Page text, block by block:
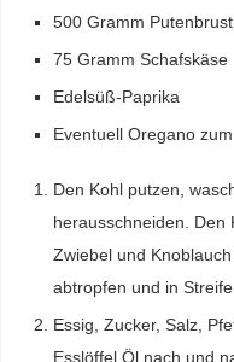
500 Gramm Putenbrust
75 Gramm Schafskäse
Edelsüß-Paprika
Eventuell Oregano
Den Kohl putzen,
herausschneiden. Den
Zwiebel und
abtropfen und in
Essig, Zucker, Salz,
Esslöffel Öl nach und